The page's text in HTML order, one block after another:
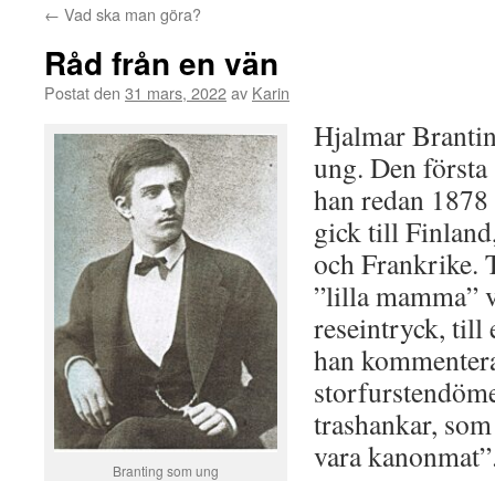
← Vad ska man göra?
Råd från en vän
Postat den 31 mars, 2022av Karin
Branting som ung
Hjalmar
ung. Den
han redan
gick till
och Frankrike.
”lilla mamma”
reseintryck, till
han
trashankar,
vara